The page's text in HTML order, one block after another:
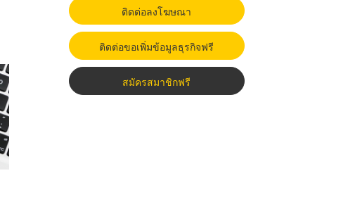
ติดต่อลงโฆษณา
ติดต่อขอเพิ่มข้อมูลธุรกิจฟรี
สมัครสมาชิกฟรี